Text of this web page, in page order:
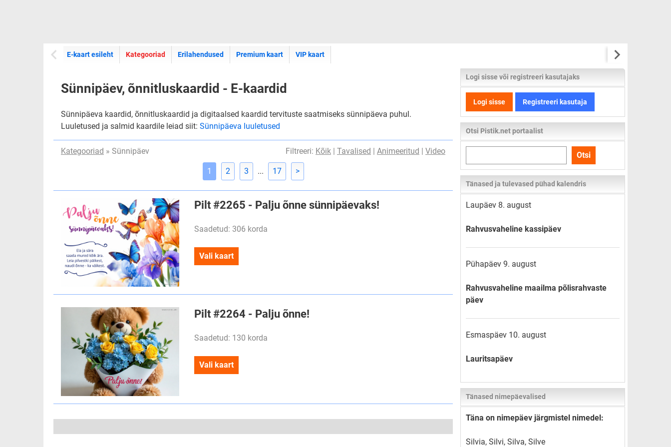
E-kaart esileht E-kaartide
Kategooriad Erilahendused Premium kaart VIP kaart
Sünnipäev, õnnitluskaardid - E-kaardid
Sünnipäeva kaardid, õnnitluskaardid ja digitaalsed kaardid tervituste saatmiseks sünnipäeva puhul.
Luuletused ja salmid kaardile leiad siit: Sünnipäeva luuletused
Kategooriad » Sünnipäev Filtreeri: Kõik | Tavalised | Animeeritud | Video
1 2 3 ... 17 >
Pilt #2265 - Palju õnne sünnipäevaks!
Saadetud: 306 korda
Vali kaart
Pilt #2264 - Palju õnne!
Saadetud: 130 korda
Vali kaart
Logi sisse või registreeri kasutajaks
Logi sisse Registreeri kasutaja
Otsi Pistik.net portaalist
kogu
lehelt
Otsi
Tänased ja tulevased pühad kalendris
Laupäev 8. august
Rahvusvaheline kassipäev
Pühapäev 9. august
Rahvusvaheline maailma põlisrahvaste
päev
Esmaspäev 10. august
Lauritsapäev
Tänased nimepäevalised
Täna on nimepäev järgmistel nimedel:
Silvia, Silvi, Silva, Silve